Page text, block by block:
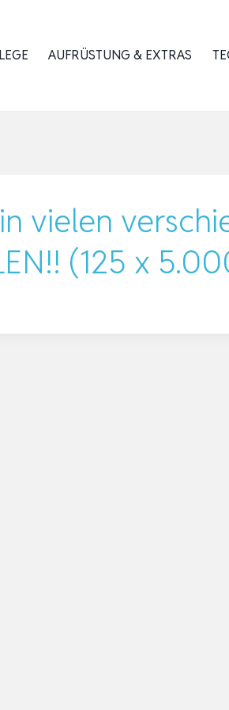
AUFRÜSTUNG & EXTRAS
vielen
(125 x